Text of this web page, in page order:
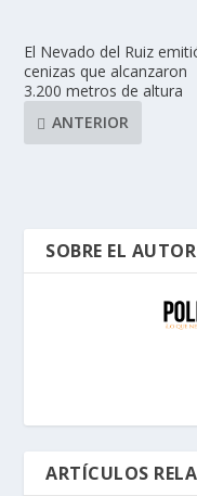
El Nevado del Ruiz
cenizas que alcanzaron
3.200 metros de altura
ANTERIOR
SOBRE EL AUTOR
ARTÍCULOS